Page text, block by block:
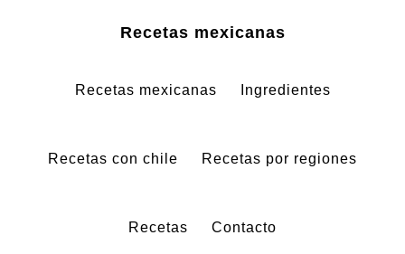
contenido
página
Recetas mexicanas
Recetas mexicanas Ingredientes
Recetas con chile Recetas por regiones
Recetas Contacto